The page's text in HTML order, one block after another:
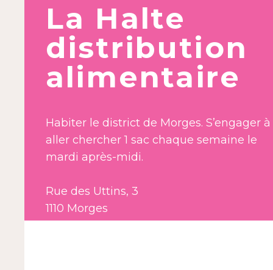
La Halte
distribution
alimentaire
Habiter le district de Morges. S’engager à
aller chercher 1 sac chaque semaine le
mardi après-midi.
Rue des Uttins, 3
1110 Morges